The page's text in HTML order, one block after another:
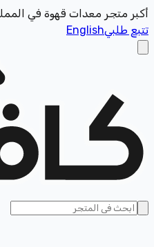
أكبر متجر معدات قهوة في
تتبع طلبيEnglish